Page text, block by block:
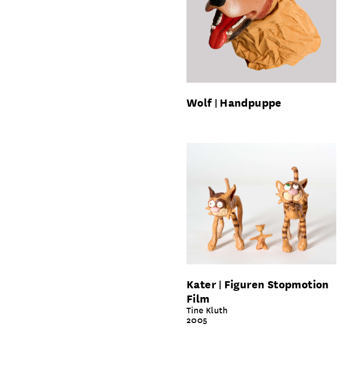
Wolf Handpuppe
Kater Figuren Stopmotion
Film
Tine Kluth
2005